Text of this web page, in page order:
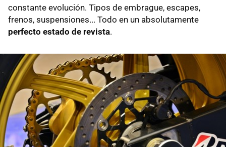
constante evolución. Tipos de embrague, escapes,
frenos, suspensiones... Todo en un absolutamente
perfecto estado de revista.